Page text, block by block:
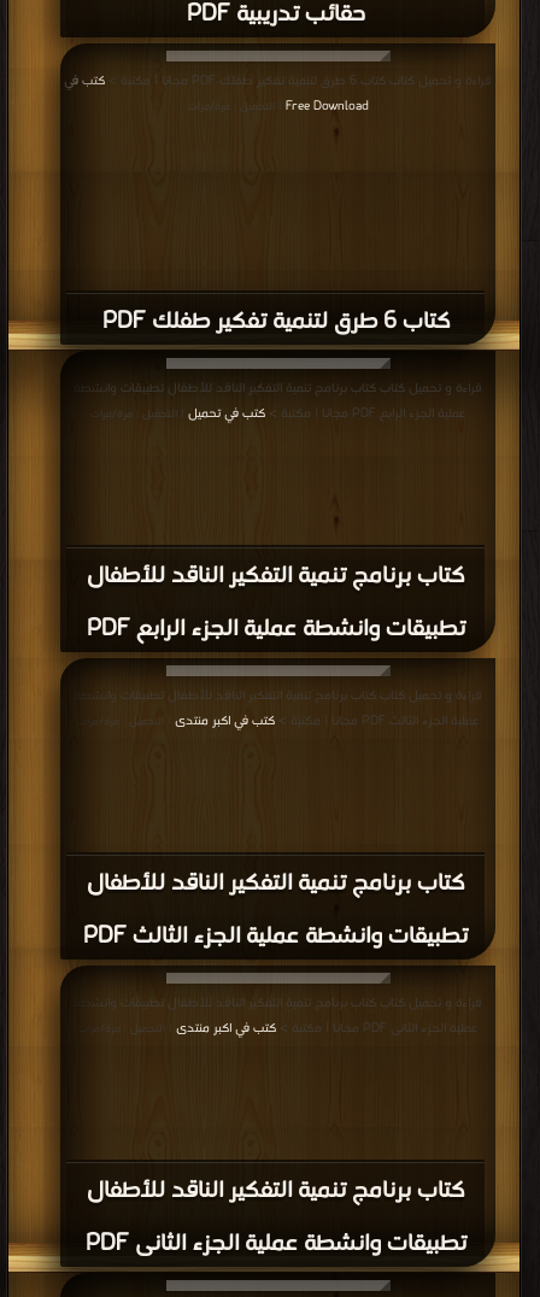
حقائب تدريبية PDF
كتاب 6 طرق لتنمية تفكير طفلك PDF
قراءة و تحميل كتاب كتاب 6 طرق لتنمية تفكير طفلك PDF مجانا | مكتبة >
كتب في
Free Download | التحميل : مرة/مرات
كتاب برنامج تنمية التفكير الناقد للأطفال
تطبيقات وانشطة عملية الجزء الرابع PDF
قراءة و تحميل كتاب كتاب برنامج تنمية التفكير الناقد للأطفال تطبيقات وانشطة
عملية الجزء الرابع PDF مجانا | مكتبة >
كتب في تحميل | التحميل : مرة/مرات
كتاب برنامج تنمية التفكير الناقد للأطفال
تطبيقات وانشطة عملية الجزء الثالث PDF
قراءة و تحميل كتاب كتاب برنامج تنمية التفكير الناقد للأطفال تطبيقات وانشطة
عملية الجزء الثالث PDF مجانا | مكتبة >
كتب في اكبر منتدى | التحميل : مرة/مرات
كتاب برنامج تنمية التفكير الناقد للأطفال
تطبيقات وانشطة عملية الجزء الثانى PDF
قراءة و تحميل كتاب كتاب برنامج تنمية التفكير الناقد للأطفال تطبيقات وانشطة
عملية الجزء الثانى PDF مجانا | مكتبة >
كتب في اكبر منتدى | التحميل : مرة/مرات